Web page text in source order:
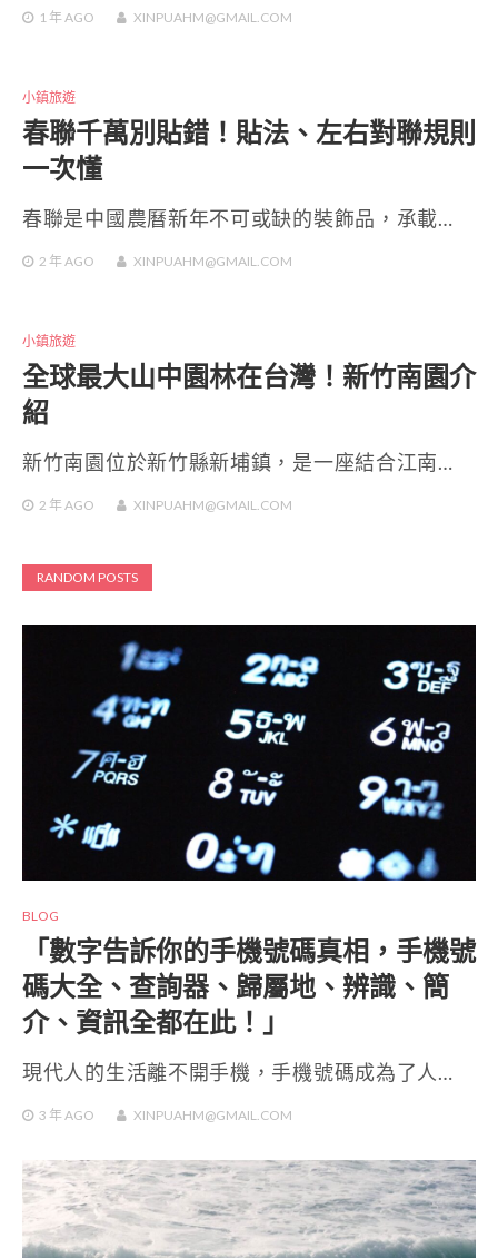
1 年 AGO XINPUAHM@GMAIL.COM
小鎮旅遊
春聯千萬別貼錯！貼法、左右對聯規則
一次懂
春聯是中國農曆新年不可或缺的裝飾品，承載…
2 年 AGO XINPUAHM@GMAIL.COM
小鎮旅遊
全球最大山中園林在台灣！新竹南園介
紹
新竹南園位於新竹縣新埔鎮，是一座結合江南…
2 年 AGO XINPUAHM@GMAIL.COM
RANDOM POSTS
BLOG
「數字告訴你的手機號碼真相，手機號
碼大全、查詢器、歸屬地、辨識、簡
介、資訊全都在此！」
現代人的生活離不開手機，手機號碼成為了人…
3 年 AGO XINPUAHM@GMAIL.COM